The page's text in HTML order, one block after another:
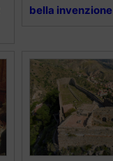
bella invenzione